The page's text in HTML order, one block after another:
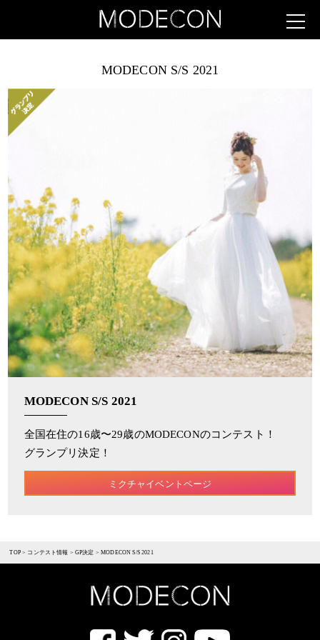
MODECON S/S 2021
MODECON S/S 2021
全国在住の16歳〜29歳のMODECONのコンテスト！
グランプリ決定！
ミクチャイベントページ
TOP> コンテスト情報 >GP決定 >MODECON S/S 2021